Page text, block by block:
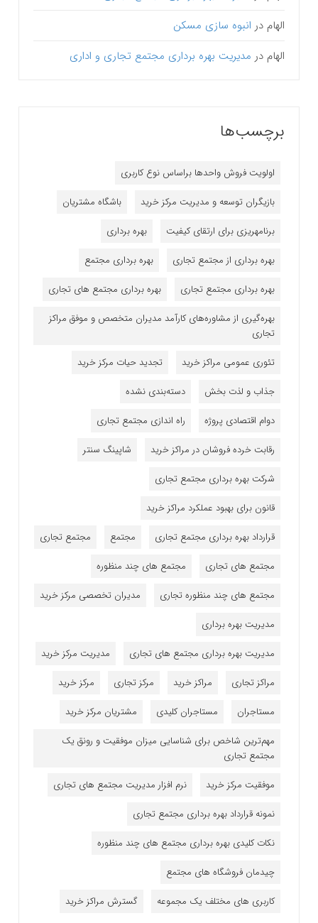
الهام در انبوه سازی مسکن
الهام در مدیریت بهره برداری مجتمع تجاری و اداری
برچسب‌ها
اولویت فروش واحدها براساس نوع کاربری
بازیگران توسعه و مدیریت مرکز خرید
باشگاه مشتریان
برنامه‎ریزی برای ارتقای کیفیت
بهره برداری
بهره برداری از مجتمع تجاری
بهره برداری مجتمع
بهره برداری مجتمع تجاری
بهره برداری مجتمع های تجاری
بهره‌گیری از مشاوره‌های کارآمد مدیران متخصص و موفق مراکز
تجاری
تئوری عمومی مراکز خرید
تجدید حیات مرکز خرید
جذاب و لذت بخش
دسته‌بندی نشده
دوام اقتصادی پروژه
راه اندازی مجتمع تجاری
رقابت خرده فروشان در مراکز خرید
شاپینگ سنتر
شرکت بهره برداری مجتمع تجاری
قانون برای بهبود عملکرد مراکز خرید
قرارداد بهره برداری مجتمع تجاری
مجتمع
مجتمع تجاری
مجتمع های تجاری
مجتمع های چند منظوره
مجتمع های چند منظوره تجاری
مدیران تخصصی مرکز خرید
مدیریت بهره برداری
مدیریت بهره برداری مجتمع های تجاری
مدیریت مرکز خرید
مراکز تجاری
مراکز خرید مرکز تجاری
مرکز خرید
مستاجران
مستاجران کلیدی
مشتریان مرکز خرید
مهم‌ترین شاخص برای شناسایی میزان موفقیت و رونق یک
مجتمع تجاری
موفقیت مرکز خرید
نرم افزار مدیریت مجتمع های تجاری
نمونه قرارداد بهره برداری مجتمع تجاری
نکات کلیدی بهره برداری مجتمع های چند منظوره
چیدمان فروشگاه های مجتمع
کاربری های مختلف یک مجموعه
گسترش مراکز خرید